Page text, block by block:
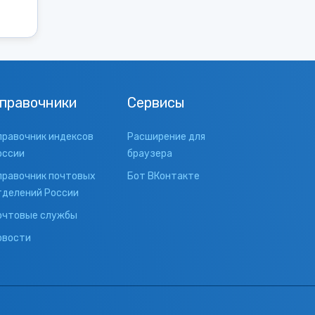
индексов
почтовых
России
службы
Сервисы
Расширение для
браузера
Бот ВКонтакте